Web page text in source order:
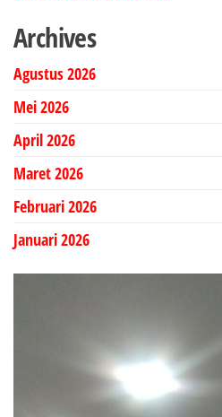
Archives
Agustus 2026
Mei 2026
April 2026
Maret 2026
Februari 2026
Januari 2026